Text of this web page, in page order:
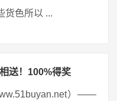
货色所以 ...
送！100%得奖
）——